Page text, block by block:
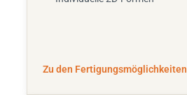
Zu den Fertigungsmöglichkeiten